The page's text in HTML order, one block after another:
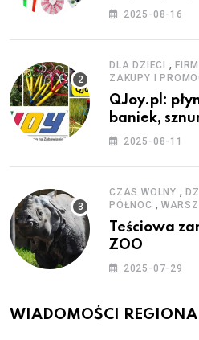
stroje i
2025-08-16
DLA DZIECI ,
ZAKUPY I
QJoy.pl:
baniek,
zestawy do
2025-08-11
CZAS WOLNY ,
PÓŁNOC ,
Teściowa
ZOO
2025-07-29
WIADOMOŚCI